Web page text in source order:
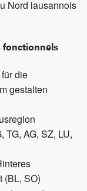
Nord lausannois
fonctionnels
die
gestalten
TG, AG, SZ, LU,
(BL, SO)